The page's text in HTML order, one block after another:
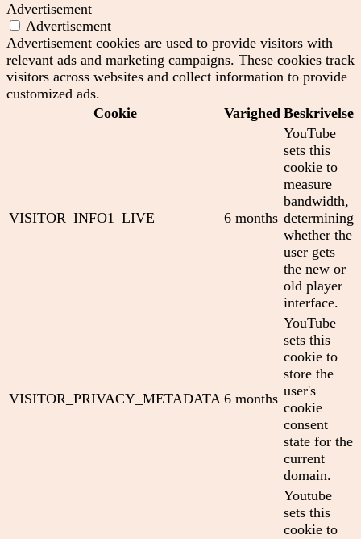
Advertisement
Advertisement
Advertisement cookies are used to provide visitors with
relevant ads and marketing campaigns. These cookies track
visitors across websites and collect information to provide
customized ads.
Cookie
Varighed Beskrivelse
VISITOR_INFO1_LIVE 6 months
YouTube
sets this
cookie to
measure
bandwidth,
determining
whether the
user gets
the new or
old player
interface.
VISITOR_PRIVACY_METADATA 6 months
YouTube
sets this
cookie to
store the
user's
cookie
consent
state for the
current
domain.
Youtube
sets this
cookie to